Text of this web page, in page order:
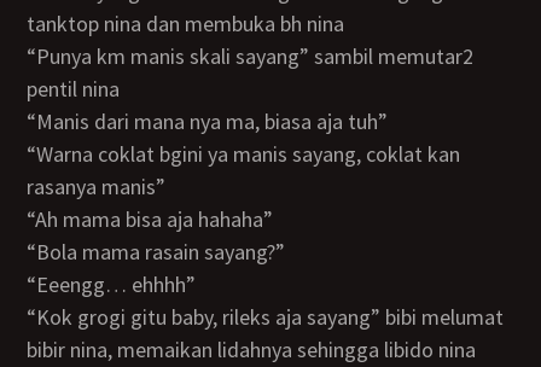
tanktop nina dan membuka bh nina
“punya km manis skali sayang” sambil memutar2
pentil nina
“manis dari mana nya ma, biasa aja tuh”
“warna coklat bgini ya manis sayang, coklat kan
rasanya manis”
“ah mama bisa aja hahaha”
“bola mama rasain sayang?”
“eeengg… ehhhh”
“kok grogi gitu baby, rileks aja sayang” bibi melumat
bibir nina, memaikan lidahnya sehingga libido nina